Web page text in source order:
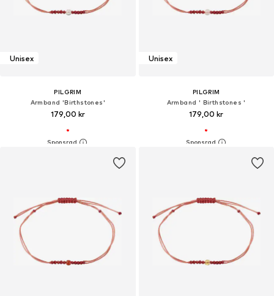
Unisex
PILGRIM
Armband 'Birthstones'
179,00 kr
Unisex
PILGRIM
Armband ' Birthstones '
179,00 kr